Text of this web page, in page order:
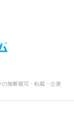
無断複写・転載・公衆